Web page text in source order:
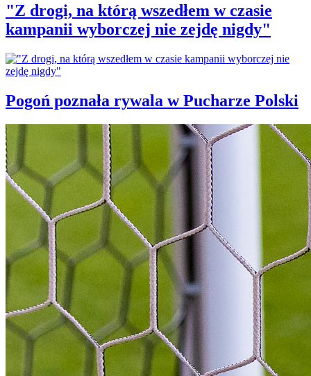
"Z drogi, na którą wszedłem w czasie
kampanii wyborczej nie zejdę nigdy"
Pogoń poznała rywala w Pucharze Polski